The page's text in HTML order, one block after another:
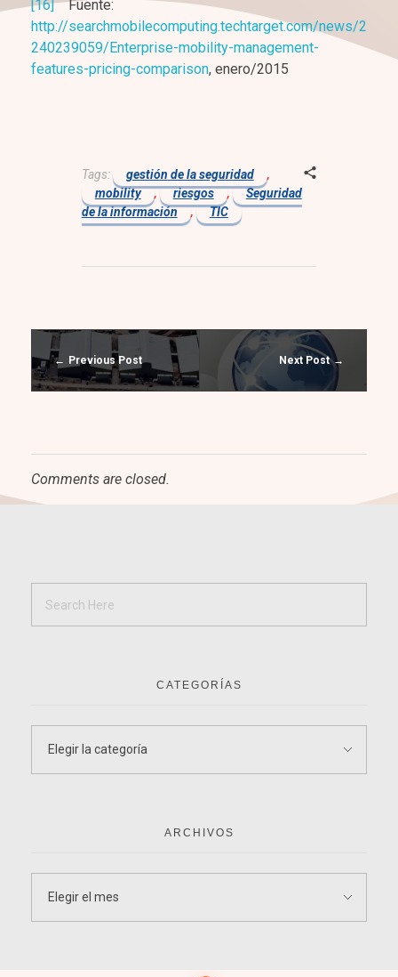
[16]Fuente:
http://searchmobilecomputing.techtarget.com/news/2
240239059/Enterprise-mobility-management-
features-pricing-comparison, enero/2015
Tags: gestión de la seguridad
,
mobility
, riesgos ,
Seguridad
de la información
, TIC
Previous Post Next Post
Comments are closed.
CATEGORÍAS
ARCHIVOS